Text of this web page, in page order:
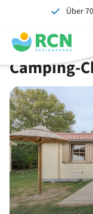
springen
springen
springen
springen
Über
Camping-